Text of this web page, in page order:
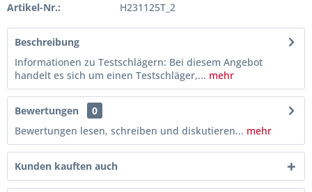
Artikel-Nr.: H231125T_2
Beschreibung
Informationen zu Testschlägern: Bei diesem Angebot
handelt es sich um einen Testschläger,... mehr
Bewertungen
0
Bewertungen lesen, schreiben und diskutieren... mehr
Kunden kauften auch